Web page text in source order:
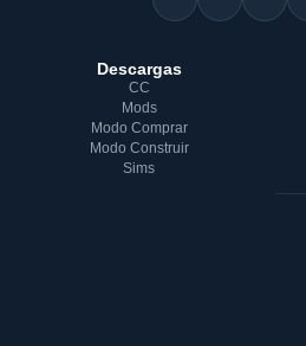
Descargas
CC
Mods
Modo Comprar
Modo Construir
Sims